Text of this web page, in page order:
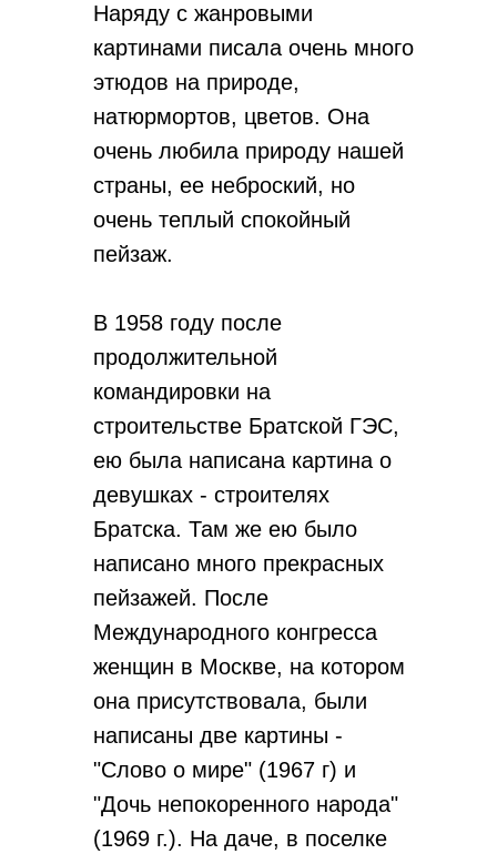
Наряду с жанровыми
картинами писала очень много
этюдов на природе,
натюрмортов, цветов. Она
очень любила природу нашей
страны, ее неброский, но
очень теплый спокойный
пейзаж.
В 1958 году после
продолжительной
командировки на
строительстве Братской ГЭС,
ею была написана картина о
девушках - строителях
Братска. Там же ею было
написано много прекрасных
пейзажей. После
Международного конгресса
женщин в Москве, на котором
она присутствовала, были
написаны две картины -
"Слово о мире" (1967 г) и
"Дочь непокоренного народа"
(1969 г.). На даче, в поселке